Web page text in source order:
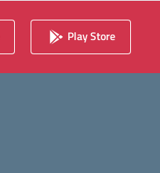
Play Store